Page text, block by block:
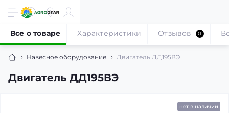
Навесное оборудование Двигатель ДД195ВЭ
Двигатель ДД195ВЭ
Все о товаре Характеристики Отзывов 0
нет в наличии